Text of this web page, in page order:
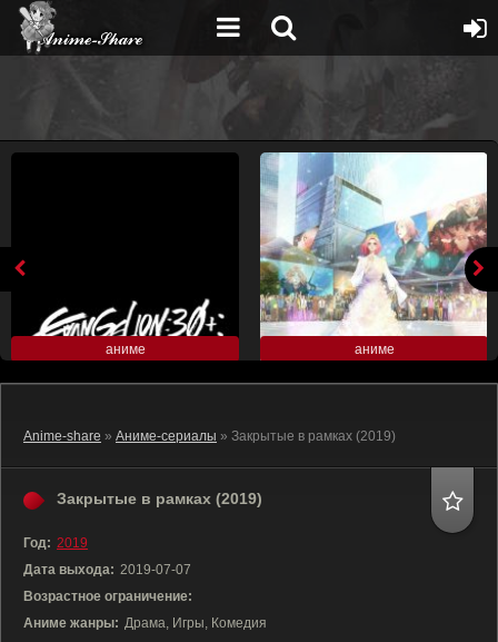
аниме аниме
Anime-share » Аниме-сериалы » Закрытые в рамках (2019)
Закрытые в рамках (2019)
Год: 2019
Дата выхода: 2019-07-07
Возрастное ограничение:
Аниме жанры: Драма, Игры, Комедия